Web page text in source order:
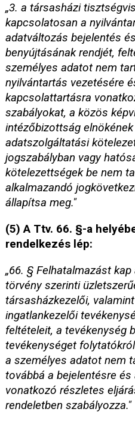
„3. a társasházi
kapcsolatosan a
adatváltozás bejelentés
benyújtásának rendjét,
személyes adatot nem
nyilvántartás vezetésére
kapcsolattartásra
szabályokat, a közös
intézőbizottság
adatszolgáltatási
jogszabályban vagy
kötelezettségek be nem
alkalmazandó
állapítsa meg."
(5) A Ttv. 66. §-a
rendelkezés lép:
„66. § Felhatalmazást
törvény szerinti
társasházkezelői,
ingatlankezelői
feltételeit, a tevékenység
tevékenységet
a személyes adatot nem
továbbá a bejelentésre
vonatkozó részletes
rendeletben szabályozza."